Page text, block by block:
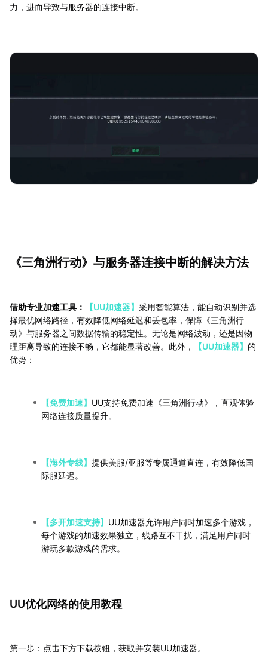
力，进而导致与服务器的连接中断。
《三角洲行动》与服务器连接中断的解决方法
借助专业加速工具： 【UU加速器】 采用智能算法，能自动识别并选
择最优网络路径，有效降低网络延迟和丢包率，保障《三角洲行
动》与服务器之间数据传输的稳定性。无论是网络波动，还是因物
理距离导致的连接不畅，它都能显著改善。此外，
【UU加速器】 的
优势：
【免费加速】 UU支持免费加速《三角洲行动》，直观体验
网络连接质量提升。
【海外专线】 提供美服/亚服等专属通道直连，有效降低国
际服延迟。
【多开加速支持】 UU加速器允许用户同时加速多个游戏，
每个游戏的加速效果独立，线路互不干扰，满足用户同时
游玩多款游戏的需求。
UU优化网络的使用教程
第一步：点击下方下载按钮，获取并安装UU加速器。